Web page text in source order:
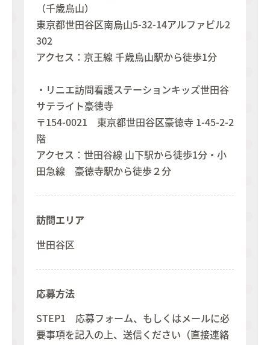
（千歳烏山）
東京都世田谷区南烏山5-32-14アルファビル2
302
アクセス：京王線 千歳烏山駅から徒歩1分
・リニエ訪問看護ステーションキッズ世田谷
サテライト豪徳寺
〒154-0021 東京都世田谷区豪徳寺 1-45-2-2
階
アクセス：世田谷線 山下駅から徒歩1分・小
田急線 豪徳寺駅から徒歩２分
訪問エリア
世田谷区
応募方法
STEP1 応募フォーム、もしくはメールに必
要事項を記入の上、送信ください（直接連絡